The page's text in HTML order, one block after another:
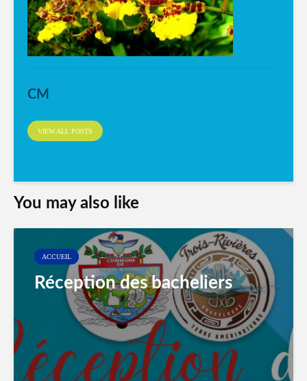
CM
VIEW ALL POSTS
You may also like
ACCUEIL
Réception des bacheliers